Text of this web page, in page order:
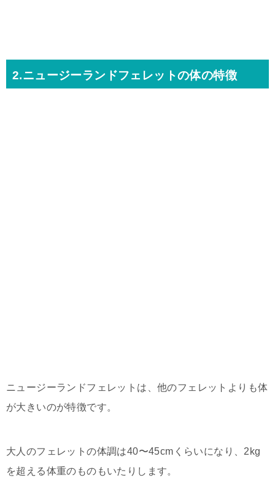
2.ニュージーランドフェレットの体の特徴
ニュージーランドフェレットは、他のフェレットよりも体
が大きいのが特徴です。
大人のフェレットの体調は40〜45cmくらいになり、2kg
を超える体重のものもいたりします。